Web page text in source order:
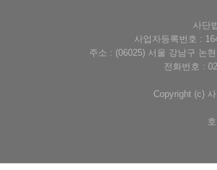
사단
사업자등록번호 :
주소 : (06025) 서울 강남구 논
전화번호 :
Copyright (c)